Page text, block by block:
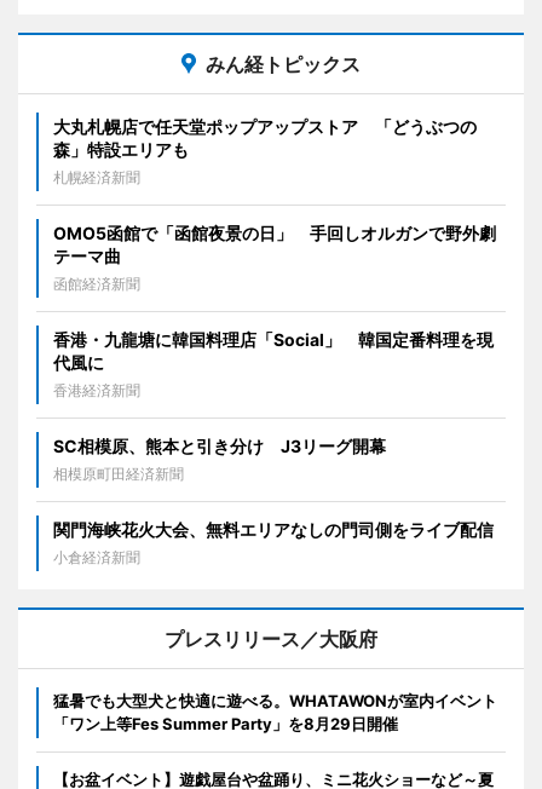
みん経トピックス
大丸札幌店で任天堂ポップアップストア 「どうぶつの
森」特設エリアも
札幌経済新聞
OMO5函館で「函館夜景の日」 手回しオルガンで野外劇
テーマ曲
函館経済新聞
香港・九龍塘に韓国料理店「Social」 韓国定番料理を現
代風に
香港経済新聞
SC相模原、熊本と引き分け J3リーグ開幕
相模原町田経済新聞
関門海峡花火大会、無料エリアなしの門司側をライブ配信
小倉経済新聞
プレスリリース／大阪府
猛暑でも大型犬と快適に遊べる。WHATAWONが室内イベント
「ワン上等Fes Summer Party」を8月29日開催
【お盆イベント】遊戯屋台や盆踊り、ミニ花火ショーなど～夏